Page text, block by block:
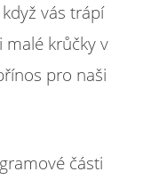
vás trápí
malé krůčky v
pro naši
části